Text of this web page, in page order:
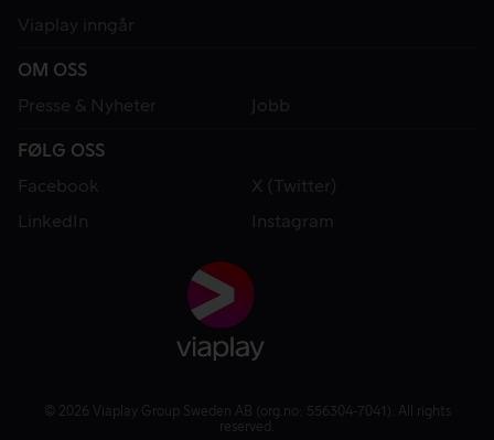
Viaplay inngår
OM OSS
Presse & Nyheter
Jobb
FØLG OSS
Facebook
X (Twitter)
LinkedIn
Instagram
© 2026 Viaplay Group Sweden AB (org.no: 556304-7041). All rights
reserved.